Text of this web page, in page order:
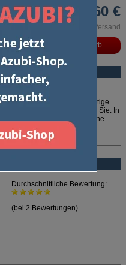
28,60 €
inkl. MwSt. und zzgl. Versand
und investieren in die richtige
die passende Sammlung für Sie: In
für Ihre erfolgreiche
"Kaufmännisches Basiswissen"
Deutschlands inklusive
Basis für Ihre